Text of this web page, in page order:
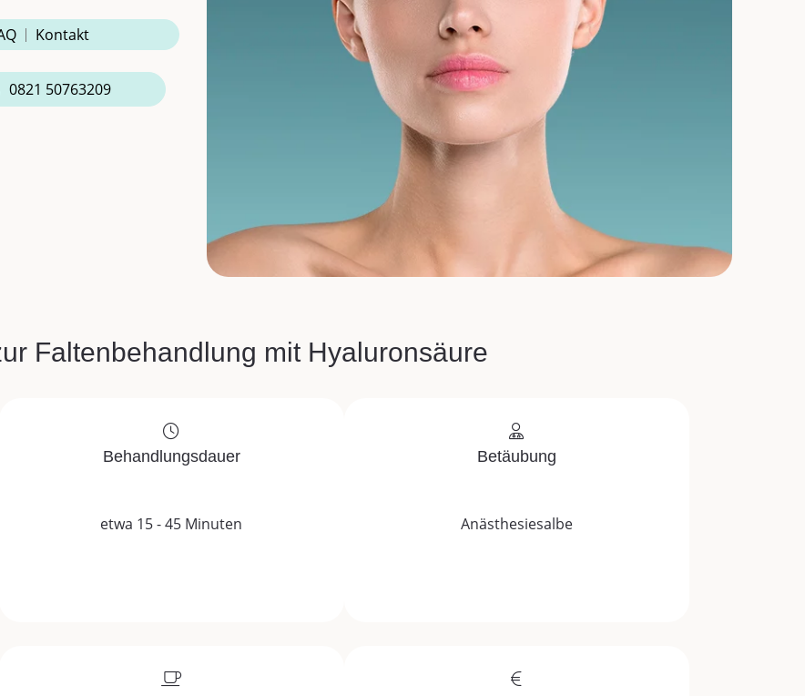
Kontakt
0821 50763209
Faltenbehandlung mit Hyaluronsäure
Behandlungsdauer
etwa 15 - 45 Minuten
Betäubung
Anästhesiesalbe